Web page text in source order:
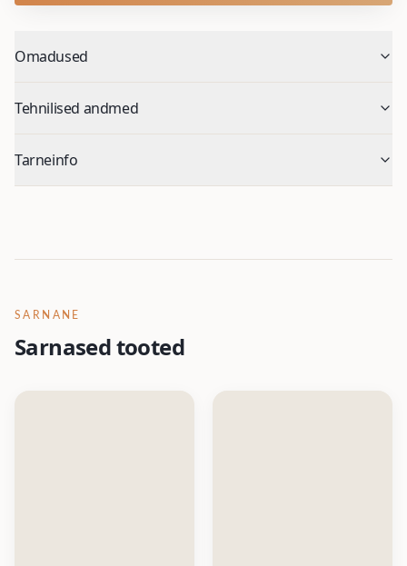
Omadused
Tehnilised andmed
Tarneinfo
SARNANE
Sarnased tooted